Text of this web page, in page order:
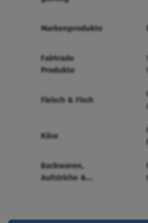
Markenprodukte
Fairtrade
Produkte
Fleisch & Fisch
Käse
Backwaren,
Aufstriche &